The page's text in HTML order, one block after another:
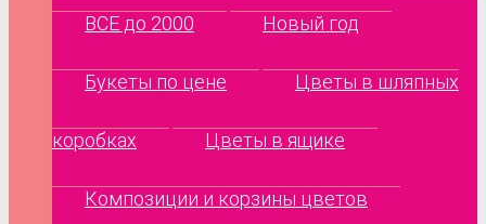
ВСЕ до 2000 Новый год
Букеты по цене Цветы в шляпных
коробках Цветы в ящике
Композиции и корзины цветов